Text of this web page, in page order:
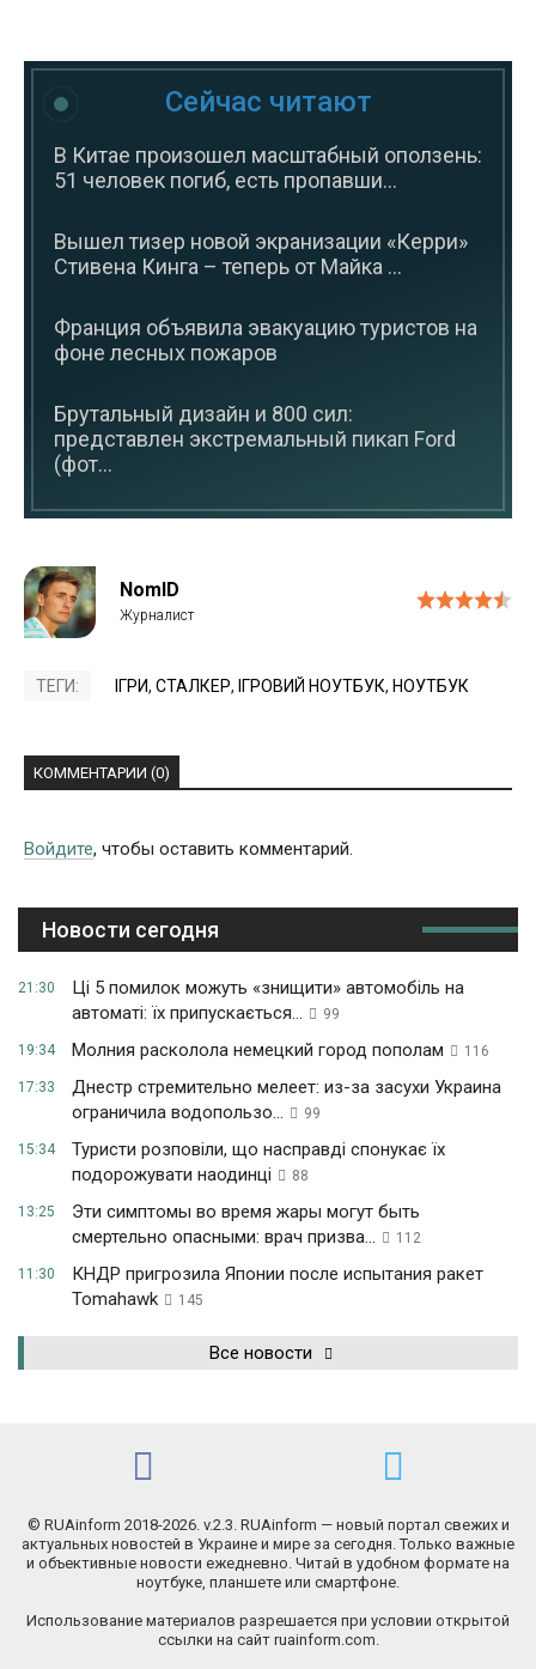
Сейчас читают
В Китае произошел масштабный оползень:
51 человек погиб, есть пропавши...
Вышел тизер новой экранизации «Керри»
Стивена Кинга – теперь от Майка ...
Франция объявила эвакуацию туристов на
фоне лесных пожаров
Брутальный дизайн и 800 сил:
представлен экстремальный пикап Ford
(фот...
NomID
ТЕГИ: ІГРИ, СТАЛКЕР, ІГРОВИЙ НОУТБУК, НОУТБУК
КОММЕНТАРИИ (0)
Войдите, чтобы оставить комментарий.
Новости сегодня
21:30
Ці 5 помилок можуть «знищити» автомобіль на
автоматі: їх припускається...
99
19:34 Молния расколола немецкий город пополам 116
17:33
Днестр стремительно мелеет: из-за засухи Украина
ограничила водопользо...
99
15:34
Туристи розповіли, що насправді спонукає їх
подорожувати наодинці
88
13:25
Эти симптомы во время жары могут быть
смертельно опасными: врач призва...
112
11:30
КНДР пригрозила Японии после испытания ракет
Tomahawk
145
Все новости
© RUAinform 2018-2026. v.2.3. RUAinform — новый портал свежих и
актуальных новостей в Украине и мире за сегодня. Только важные
и объективные новости ежедневно. Читай в удобном формате на
ноутбуке, планшете или смартфоне.
Использование материалов разрешается при условии открытой
ссылки на сайт ruainform.com.